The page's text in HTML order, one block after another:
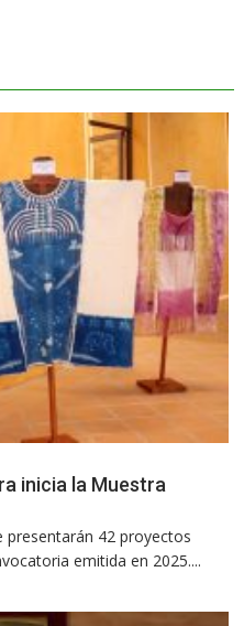
inicia la Muestra
42 proyectos
emitida en 2025....